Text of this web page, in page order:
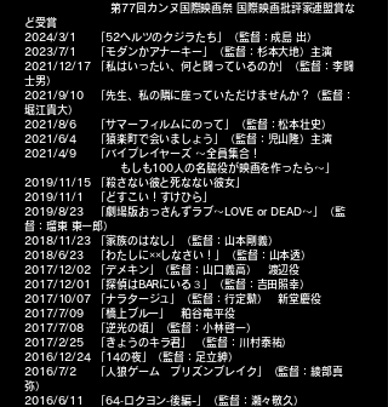
第77回カンヌ国際映画祭 国際映画批評家連盟賞な
ど受賞
2024/3/1 「52ヘルツのクジラたち」（監督：成島 出）
2023/7/1 「モダンかアナーキー」（監督：杉本大地） 主演
2021/12/17 「私はいったい、何と闘っているのか」（監督：李闘
士男）
2021/9/10 「先生、私の隣に座っていただけませんか？（監督：
堀江貴大）
2021/8/6 「サマーフィルムにのって」（監督：松本壮史）
2021/6/4 「猿楽町で会いましょう」（監督：児山隆）主演
2021/4/9 「バイプレイヤーズ ～全員集合！
もしも100人の名脇役が映画を作ったら～」
2019/11/15 「殺さない彼と死なない彼女」
2019/11/1 「どすこい！すけひら」
2019/8/23 「劇場版おっさんずラブ～LOVE or DEAD～」（監
督：瑠東 東一郎）
2018/11/23 「家族のはなし」（監督：山本剛義）
2018/6/23 「わたしに××しなさい！」（監督：山本透）
2017/12/02 「デメキン」（監督：山口義高） 渡辺役
2017/12/01 「探偵はBARにいる３」（監督：吉田照幸）
2017/10/07 「ナラタージュ」（監督：行定勲） 新堂慶役
2017/7/09 「橋上ブルー」 粕谷竜平役
2017/7/08 「逆光の頃」（監督：小林啓一）
2017/2/25 「きょうのキラ君」 （監督：川村泰祐）
2016/12/24 「14の夜」（監督：足立紳）
2016/7/2 「人狼ゲーム プリズンブレイク」（監督：綾部真
弥）
2016/6/11 「64‐ロクヨン‐後編-」（監督：瀬々敬久）